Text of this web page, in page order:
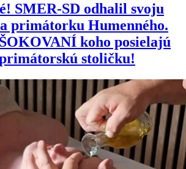
SMER-SD odhalil svoju
primátorku Humenného.
koho posielajú
stoličku!